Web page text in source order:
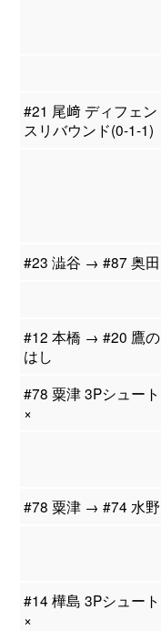
#21 尾﨑 ディフェン
スリバウンド(0-1-1)
#23 澁谷 → #87 奥田
#12 本橋 → #20 鷹の
はし
#78 粟津 3Pシュート
×
#78 粟津 → #74 水野
#14 樺島 3Pシュート
×